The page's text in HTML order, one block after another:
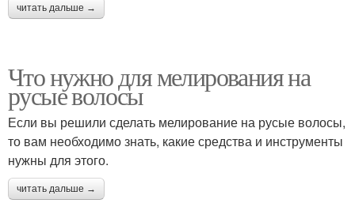
читать дальше →
Что нужно для мелирования на
русые волосы
Если вы решили сделать мелирование на русые волосы,
то вам необходимо знать, какие средства и инструменты
нужны для этого.
читать дальше →